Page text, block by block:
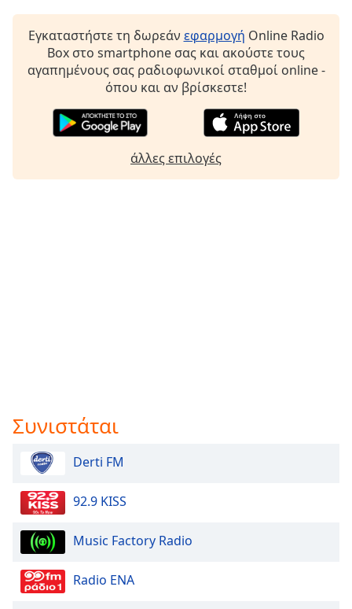
Close
Dialog
Εγκαταστήστε τη δωρεάν εφαρμογή Online Radio
Box στο smartphone σας και ακούστε τους
αγαπημένους σας ραδιοφωνικοί σταθμοί online -
όπου και αν βρίσκεστε!
άλλες επιλογές
Συνιστάται
Derti FM
92.9 KISS
Music Factory Radio
Radio ENA